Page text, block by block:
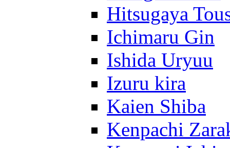
Hitsugaya
Ichimaru Gin
Ishida Uryuu
Izuru kira
Kaien Shiba
Kenpachi